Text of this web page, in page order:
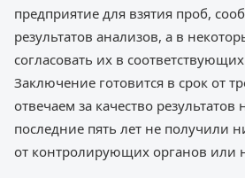
предприятие для взятия проб,
результатов анализов, а в
согласовать их в
Заключение готовится в срок от
отвечаем за качество
последние пять лет не получили
от контролирующих органов или